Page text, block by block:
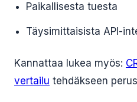
Paikallisesta tuesta
Täysimittaisista API-
Kannattaa lukea myös:
vertailu tehdäkseen